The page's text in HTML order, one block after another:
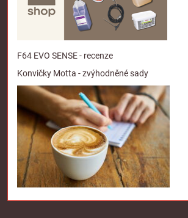
F64 EVO SENSE - recenze
Konvičky Motta - zvýhodněné sady